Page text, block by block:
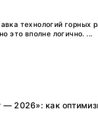
технологий горных
это вполне логично. ...
— 2026»: как